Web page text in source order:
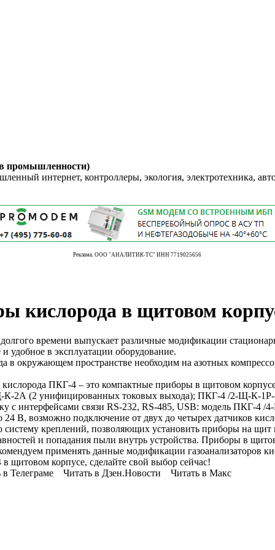
промышленности)
интернет, контроллеры, экология, электротехника,
Реклама. ООО "АНАЛИТИК-ТС" ИНН 7719025656
кислорода в щитовом
времени выпускает различные модификации
удобное в эксплуатации оборудование.
в окружающем пространстве необходим на азотных
кислорода ПКГ-4 – это компактные приборы в щитовом
2А (2 унифицированных токовых выхода); ПКГ-4 /2-Щ-К-
с интерфейсами связи RS-232, RS-485, USB: модель ПКГ-
В, возможно подключение от двух до четырех датчиков
креплений, позволяющих установить приборы на
и попадания пыли внутрь устройства. Приборы в
применять данные модификации газоанализаторов
щитовом корпусе, сделайте свой выбор сейчас!
Читать в Дзен.Новости Читать в Макс